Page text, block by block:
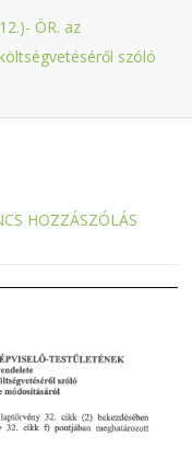
ÖR. az
szóló
HOZZÁSZÓLÁS